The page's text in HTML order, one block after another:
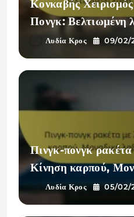
Κονκαβής
Πονγκ: Βελτιωμένη
Έλεγχος
Λυδία Κρος 09/02/
Πινγκ-πονγκ
Κίνηση καρπού,
Γρήγορο παιχνίδι
Λυδία Κρος 05/02/